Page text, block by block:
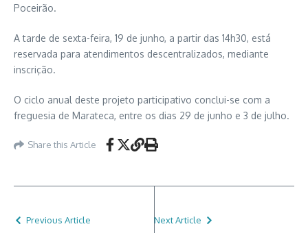
Poceirão.
A tarde de sexta-feira, 19 de junho, a partir das 14h30, está
reservada para atendimentos descentralizados, mediante
inscrição.
O ciclo anual deste projeto participativo conclui-se com a
freguesia de Marateca, entre os dias 29 de junho e 3 de julho.
Share this Article
Previous Article Next Article